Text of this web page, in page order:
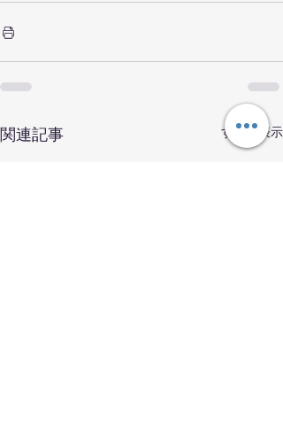
関連記事 すべて表示